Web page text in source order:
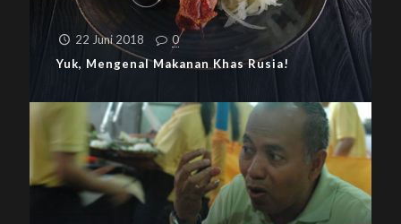
22 Juni 2018
0
Yuk, Mengenal Makanan Khas Rusia!